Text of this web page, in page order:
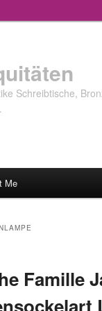
Schreibtische,
Me
Famille